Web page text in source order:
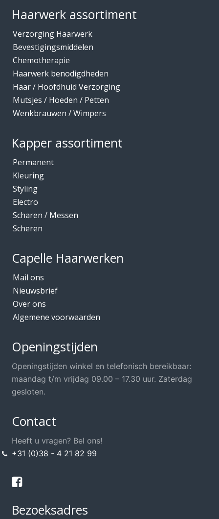
Haarwerk assortiment
Verzorging Haarwerk
Bevestigingsmiddelen
Chemotherapie
Haarwerk benodigdheden
Haar / Hoofdhuid Verzorging
Mutsjes / Hoeden / Petten
Wenkbrauwen / Wimpers
Kapper assortiment
Permanent
Kleuring
Styling
Electro
Scharen / Messen
Scheren
Capelle Haarwerken
Mail ons
Nieuwsbrief
Over ons
Algemene voorwaarden
Openingstijden
Openingstijden winkel en telefonisch bereikbaar:
maandag t/m vrijdag 09.00 – 17.30 uur. Zaterdag
gesloten.
Contact
Heeft u vragen? Bel ons!
+31 (0)38 - 4 21 82 99
Bezoeksadres